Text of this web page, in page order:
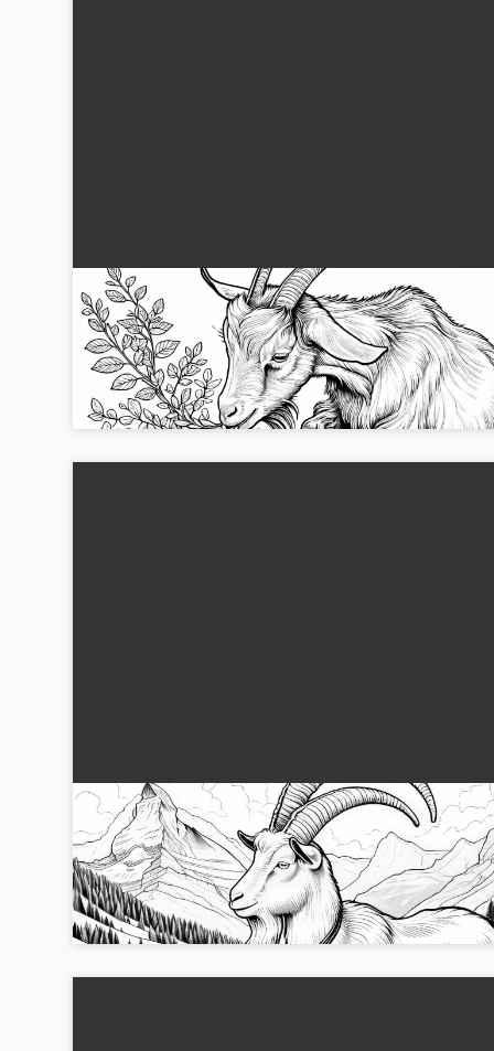
Ged til at farvelægge: Ged tygger på busken
(Gratis)
Opdag det gratis farvebillede af en ged, der gumler.
billedet og bring det til live....
gedebatere Gedegen sang under hals om
alpeesle: Malvorlage til download (Gratis)
Farvelæg hængebukken med klokke på en alpeeng. Hent
den gratis malebog!...